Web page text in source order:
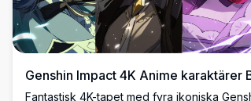
Genshin Impact 4K Anime karaktärer
Fantastisk 4K-tapet med fyra ikoniska